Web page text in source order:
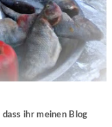
ihr meinen Blog